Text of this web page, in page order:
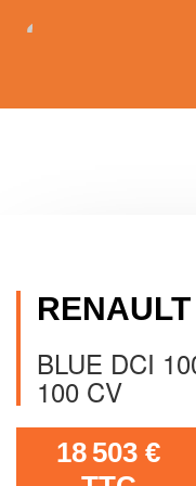
BLUE DCI
100 CV
18 503 €